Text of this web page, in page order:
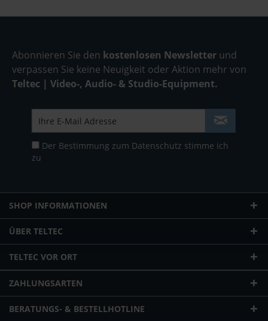
Abonnieren Sie den kostenlosen Newsletter und
verpassen Sie keine Neuigkeit oder Aktion mehr von
Teltec | Video-, Audio- & Studio-Equipment.
Der Bestimmung zum Datenschutz stimme ich
zu
SHOP INFORMATIONEN
ÜBER TELTEC
TELTEC VOR ORT
ZAHLUNGSARTEN
BERATUNGS- & BESTELLHOTLINE